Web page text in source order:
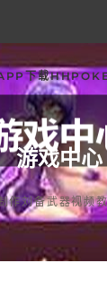
下载
游戏中心
作刘备武器视频